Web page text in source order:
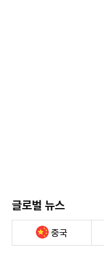
글로벌 뉴스
중국